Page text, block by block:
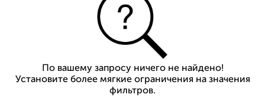
По вашему запросу ничего не найдено!
Установите более мягкие ограничения на значения
фильтров.